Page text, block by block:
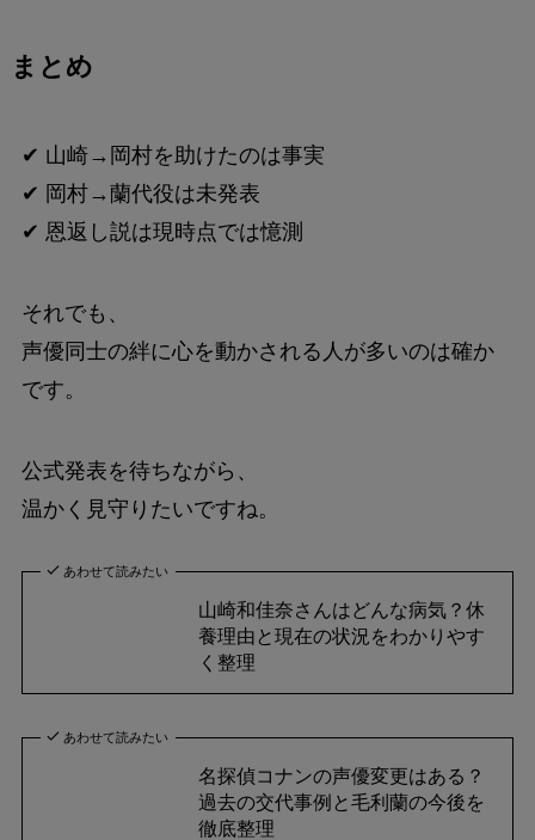
まとめ
✔ 山崎→岡村を助けたのは事実
✔ 岡村→蘭代役は未発表
✔ 恩返し説は現時点では憶測
それでも、
声優同士の絆に心を動かされる人が多いのは確か
です。
公式発表を待ちながら、
温かく見守りたいですね。
あわせて読みたい
山崎和佳奈さんはどんな病気？休
養理由と現在の状況をわかりやす
く整理
あわせて読みたい
名探偵コナンの声優変更はある？
過去の交代事例と毛利蘭の今後を
徹底整理